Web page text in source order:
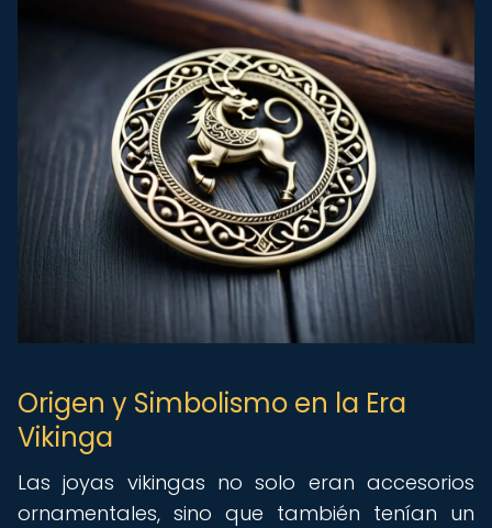
Origen y Simbolismo en la Era
Vikinga
Las joyas vikingas no solo eran accesorios
ornamentales, sino que también tenían un